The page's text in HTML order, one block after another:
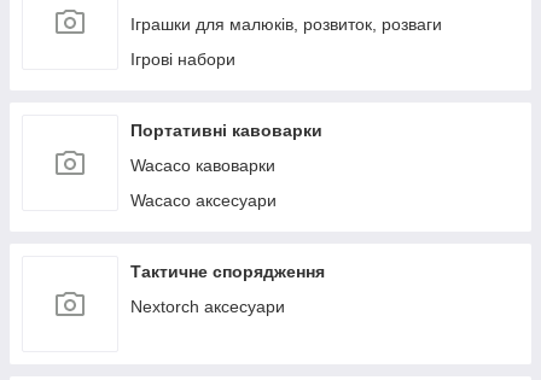
Іграшки для малюків, розвиток, розваги
Ігрові набори
Портативні кавоварки
Wacaco кавоварки
Wacaco аксесуари
Тактичне спорядження
Nextorch аксесуари